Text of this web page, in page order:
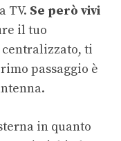
TV. Se però vivi
il tuo
centralizzato, ti
passaggio è
in quanto